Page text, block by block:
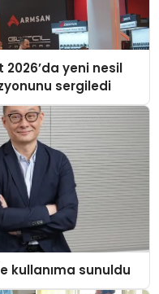
yeni nesil
sergiledi
kullanıma sunuldu